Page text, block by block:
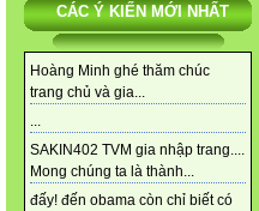
CÁC Ý KIẾN MỚI NHẤT
Hoàng Minh ghé thăm chúc
trang chủ và gia...
...
SAKIN402 TVM gia nhập trang....
Mong chúng ta là thành...
đấy! đến obama còn chỉ biết có